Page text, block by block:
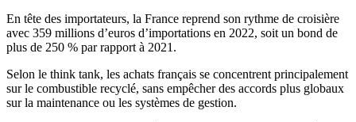
En tête des importateurs, la France reprend son rythme de croisière
avec 359 millions d’euros d’importations en 2022, soit un bond de
plus de 250 % par rapport à 2021.
Selon le think tank, les achats français se concentrent principalement
sur le combustible recyclé, sans empêcher des accords plus globaux
sur la maintenance ou les systèmes de gestion.